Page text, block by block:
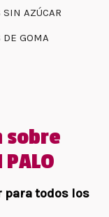
SIN AZÚCAR
DE GOMA
sobre
PALO
para todos los